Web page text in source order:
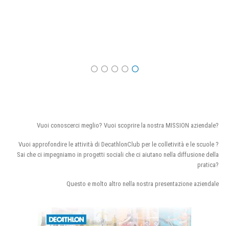
Vuoi conoscerci meglio? Vuoi scoprire la nostra MISSION aziendale?
Vuoi approfondire le attività di DecathlonClub per le colletività e le scuole ?
Sai che ci impegniamo in progetti sociali che ci aiutano nella diffusione della
pratica?
Questo e molto altro nella nostra presentazione aziendale